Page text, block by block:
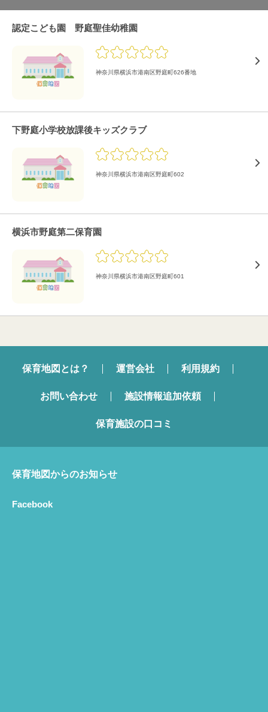
認定こども園 野庭聖佳幼稚園
神奈川県横浜市港南区野庭町626番地
下野庭小学校放課後キッズクラブ
神奈川県横浜市港南区野庭町602
横浜市野庭第二保育園
神奈川県横浜市港南区野庭町601
保育地図とは？ 運営会社 利用規約
お問い合わせ 施設情報追加依頼
保育施設の口コミ
保育地図からのお知らせ
Facebook